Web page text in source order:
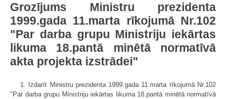
Grozījums Ministru prezidenta
1999.gada 11.marta rīkojumā Nr.102
"Par darba grupu Ministriju iekārtas
likuma 18.pantā minētā normatīvā
akta projekta izstrādei"
1. Izdarīt Ministru prezidenta 1999.gada 11.marta rīkojumā Nr.102
"Par darba grupu Ministriju iekārtas likuma 18.pantā minētā normatīvā